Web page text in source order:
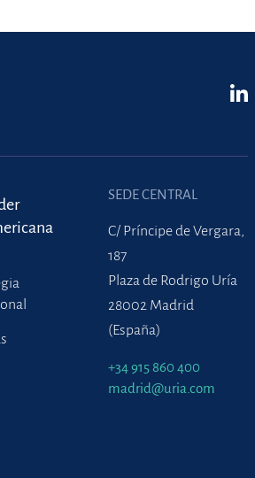
SEDE CENTRAL
C/ Príncipe de Vergara,
187
Plaza de Rodrigo Uría
28002 Madrid
(España)
+34 915 860 400
madrid@uria.com